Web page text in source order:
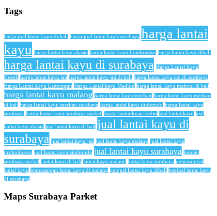
Tags
harga jual lantai kayu di bali harga jual lantai kayu surabaya harga lantai
kayu harga lantai kayu akasia harga lantai kayu bondowoso harga lantai kayu dibali
harga lantai kayu di surabaya Harga Lantai Kayu
Gresik harga lantai kayu jati harga lantai kayu jati di bali harga lantai kayu jati di surabaya
Harga Lantai Kayu Lamongan Harga Lantai kayu Madiun harga lantai kayu mahoni di bali
harga lantai kayu malang harga lantai kayu merbau harga lantai kayu merbau
di bali harga lantai kayu merbau surabaya harga lantai kayu situbondo harga lantai kayu
surabaya harga lantai kayu surabaya parket' harga lantai kyau kediri jual lantai kayu jual
lantai kayu akasia jual lantai kayu di bali jual lantai kayu di
surabaya jual lantai kayu jati jual lantai kayu malang jual lantai kayu
probolinggo jual lantai kayu situbondo jual lantai kayu surabaya kontak
surabaya parket lantai kayu di bali lantai kayu malang lantai kayu surabaya pemasangan
lantai kayu pemasangan lantai kayu di malang penjual lantai kayu dibali penjual lantai kayu
di surabaya
Maps Surabaya Parket